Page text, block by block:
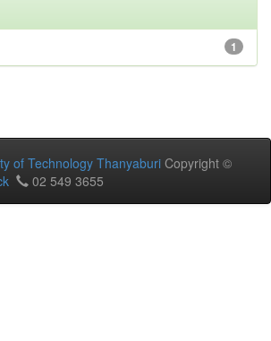
1
of Technology Thanyaburi Copyright ©
02 549 3655